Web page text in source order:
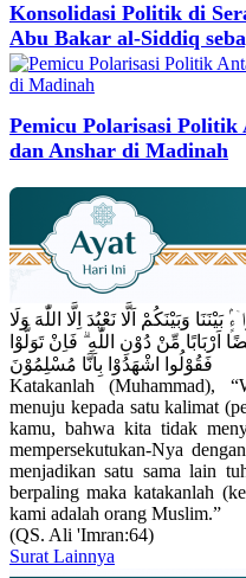
Konsolidasi Politik di
Abu Bakar al-Siddiq
Pemicu Polarisasi
dan Anshar di Madinah
وَبَيْنَكُمْ اَلَّا نَعْبُدَ اِلَّا اللّٰهَ وَلَا
اَرْبَابًا مِّنْ دُوْنِ اللّٰهِ ۗ فَاِنْ تَوَلَّوْا
فَقُوْلُوا اشْهَدُوْا بِاَنَّا مُسْلِمُوْنَ
Katakanlah (Muhammad),
menuju kepada satu kalimat
kamu, bahwa kita tidak
mempersekutukan-Nya
menjadikan satu sama lain
berpaling maka katakanlah
kami adalah orang Muslim.”
(QS. Ali 'Imran:64)
Surat Lainnya